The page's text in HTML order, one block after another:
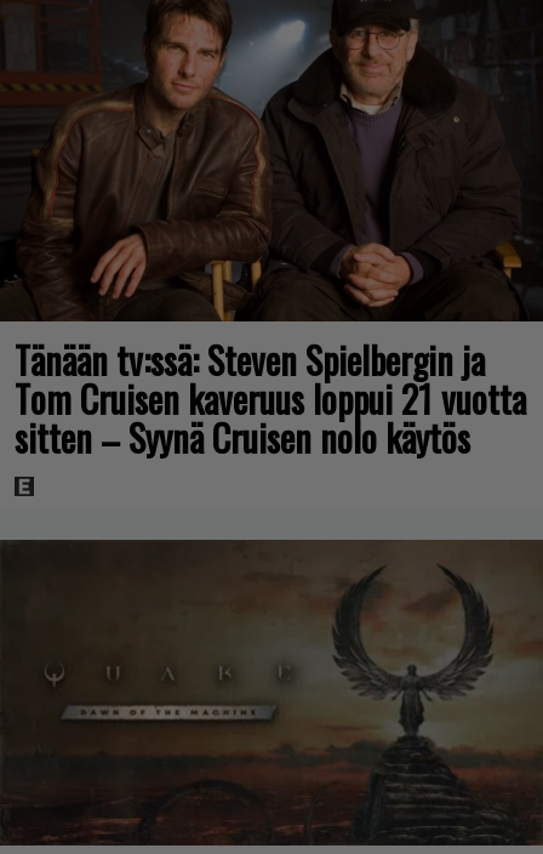
Tänään tv:ssä: Steven Spielbergin ja
Tom Cruisen kaveruus loppui 21 vuotta
sitten – Syynä Cruisen nolo käytös